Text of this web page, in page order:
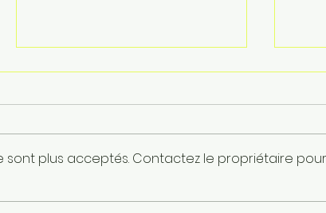
Bilan MUTUELLE
sont plus acceptés. Contactez le propriétaire pour